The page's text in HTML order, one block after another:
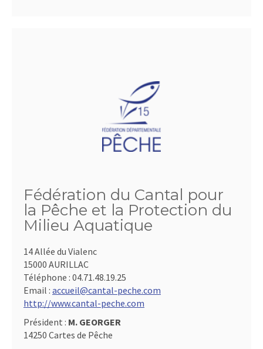
Fédération du Cantal pour
la Pêche et la Protection du
Milieu Aquatique
14 Allée du Vialenc
15000 AURILLAC
Téléphone : 04.71.48.19.25
Email : accueil@cantal-peche.com
http://www.cantal-peche.com
Président : M. GEORGER
14250 Cartes de Pêche